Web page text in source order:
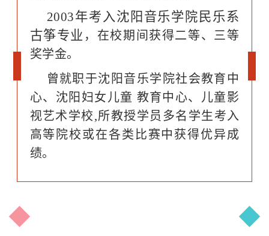
2003年考入沈阳音乐学院民乐系
古筝专业 ，在校期间获得二等、三等
奖学金。
曾就职于沈阳音乐学院社会教育中
心、沈阳妇女儿童 教育中心、儿童影
视艺术学校,所教授学员多名学生考入
高等院校或在各类比赛中获得优异成
绩。